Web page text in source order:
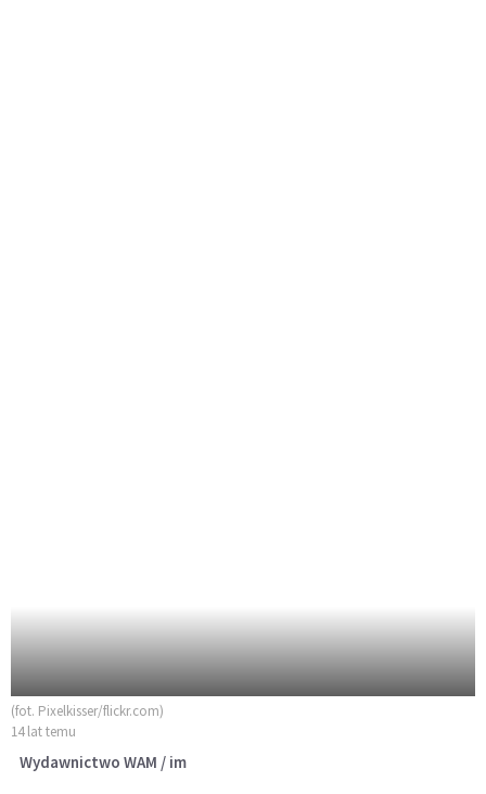
(fot. Pixelkisser/flickr.com)
14 lat temu
Wydawnictwo WAM / im